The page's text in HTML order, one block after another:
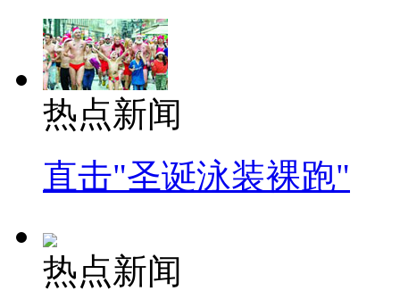
热点新闻
直击"圣诞泳装裸跑"
热点新闻